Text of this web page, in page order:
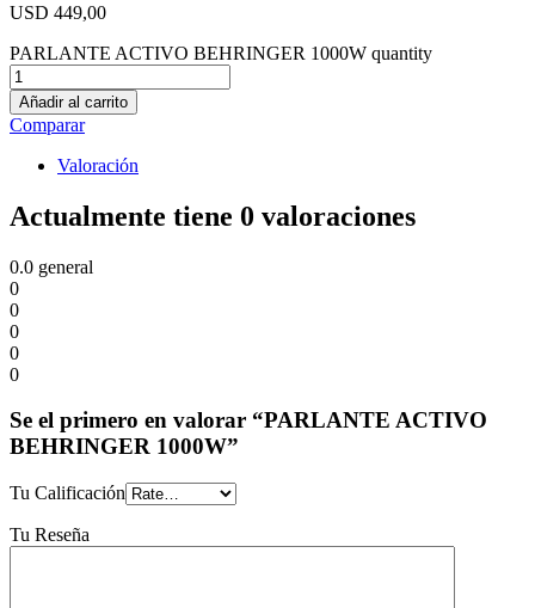
USD 449,00
PARLANTE ACTIVO BEHRINGER 1000W quantity
Añadir al carrito
Comparar
Valoración
Actualmente tiene 0 valoraciones
0.0 general
0
0
0
0
0
Se el primero en valorar “PARLANTE ACTIVO
BEHRINGER 1000W”
Tu Calificación
Tu Reseña